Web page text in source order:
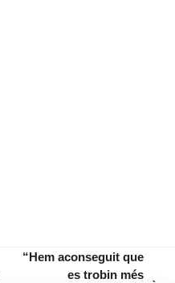
“Hem aconseguit que
es trobin més